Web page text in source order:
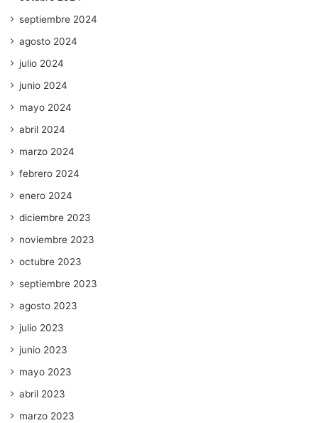
septiembre 2024
agosto 2024
julio 2024
junio 2024
mayo 2024
abril 2024
marzo 2024
febrero 2024
enero 2024
diciembre 2023
noviembre 2023
octubre 2023
septiembre 2023
agosto 2023
julio 2023
junio 2023
mayo 2023
abril 2023
marzo 2023